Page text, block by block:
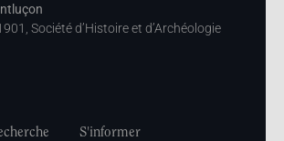
Société d’Histoire et d’Archéologie
S'informer